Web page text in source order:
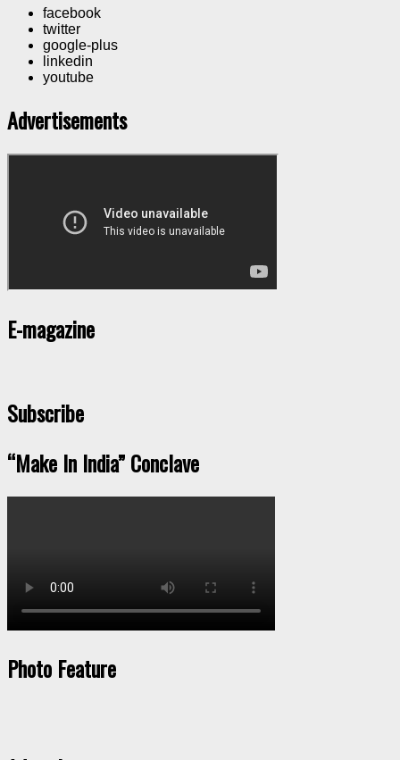
facebook
twitter
google-plus
linkedin
youtube
Advertisements
E-magazine
Subscribe
“Make In India” Conclave
Photo Feature